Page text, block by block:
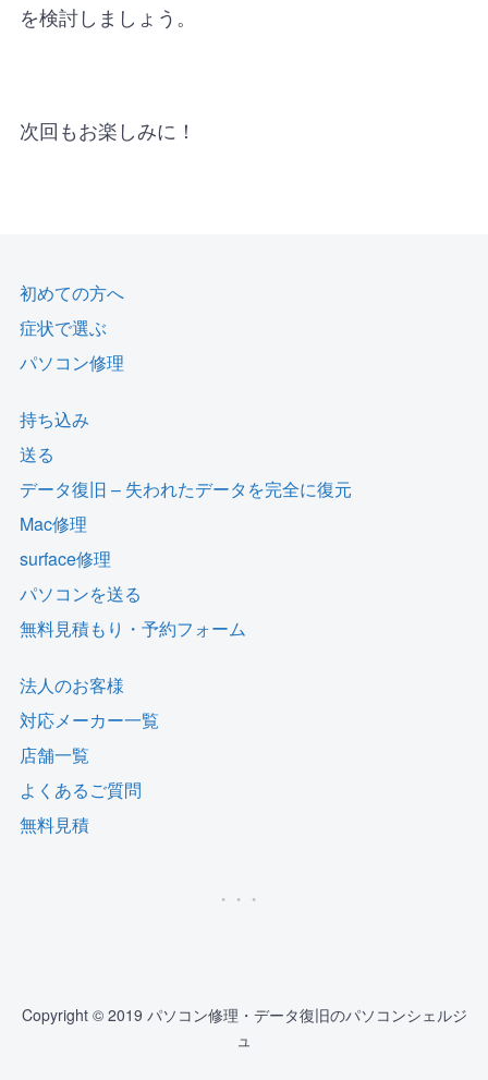
を検討しましょう。
次回もお楽しみに！
初めての方へ
症状で選ぶ
パソコン修理
持ち込み
送る
データ復旧 – 失われたデータを完全に復元
Mac修理
surface修理
パソコンを送る
無料見積もり・予約フォーム
法人のお客様
対応メーカー一覧
店舗一覧
よくあるご質問
無料見積
Copyright © 2019 パソコン修理・データ復旧のパソコンシェルジ
ュ